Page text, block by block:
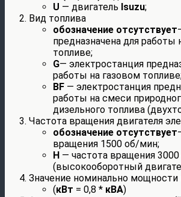
U — двигатель Isuzu;
Вид топлива
обозначение отсутствует
предназначена для работы
топливе;
G— электростанция
работы на газовом
BF — электростанция
работы на смеси
дизельного топлива
Частота вращения двигателя
обозначение отсутствует
вращения 1500 об/мин;
H — частота вращения
(высокооборотный
Значение номинально мощности
(кВт = 0,8 * кВА)